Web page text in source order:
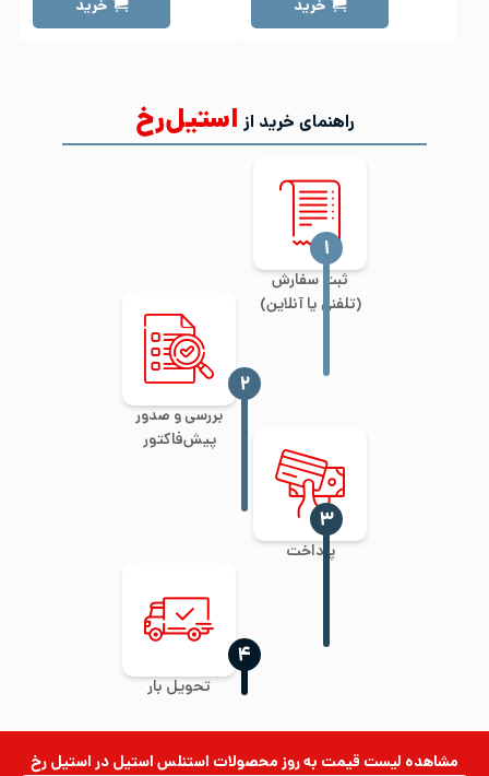
خرید خرید
راهنمای خرید از استیل‌رخ
ثبت سفارش
(تلفنی یا آنلاین)
‍۱
بررسی و صدور
پیش‌فاکتور
‍۲
پرداخت
‍۳
تحویل بار
‍۴
مشاهده لیست قیمت به روزمحصولات استنلس استیلدر استیل رخ